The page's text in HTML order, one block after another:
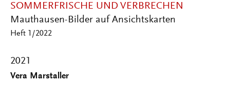
SOMMERFRISCHE UND VERBRECHEN
Mauthausen-Bilder auf Ansichtskarten
Heft 1/2022
2021
Vera Marstaller